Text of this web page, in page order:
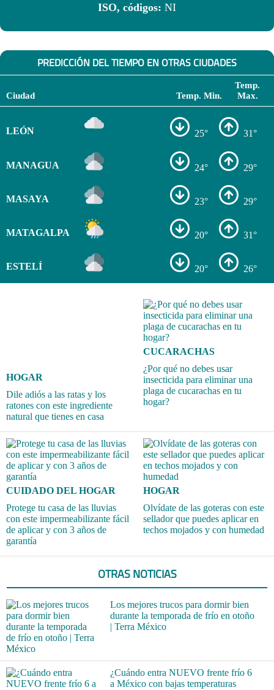
ISO, códigos: NI
PREDICCIÓN DEL TIEMPO EN OTRAS CIUDADES
Ciudad Temp. Min.
Temp.
Max.
LEÓN 25° 31°
MANAGUA 24° 29°
MASAYA 23° 29°
MATAGALPA 20° 31°
ESTELÍ 20° 26°
HOGAR
Dile adiós a las ratas y los
ratones con este ingrediente
natural que tienes en casa
CUCARACHAS
¿Por qué no debes usar
insecticida para eliminar una
plaga de cucarachas en tu
hogar?
CUIDADO DEL HOGAR
Protege tu casa de las lluvias
con este impermeabilizante fácil
de aplicar y con 3 años de
garantía
HOGAR
Olvídate de las goteras con este
sellador que puedes aplicar en
techos mojados y con humedad
OTRAS NOTICIAS
Los mejores trucos para dormir bien
durante la temporada de frío en otoño
| Terra México
¿Cuándo entra NUEVO frente frío 6
a México con bajas temperaturas